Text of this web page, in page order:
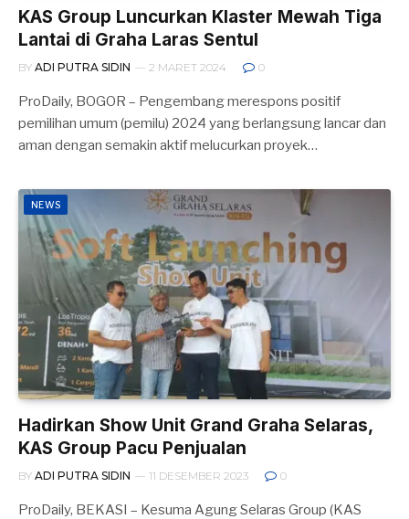
KAS Group Luncurkan Klaster Mewah Tiga
Lantai di Graha Laras Sentul
BY ADI PUTRA SIDIN 2 MARET 2024 0
ProDaily, BOGOR – Pengembang merespons positif
pemilihan umum (pemilu) 2024 yang berlangsung lancar dan
aman dengan semakin aktif melucurkan proyek…
NEWS
Hadirkan Show Unit Grand Graha Selaras,
KAS Group Pacu Penjualan
BY ADI PUTRA SIDIN 11 DESEMBER 2023 0
ProDaily, BEKASI – Kesuma Agung Selaras Group (KAS